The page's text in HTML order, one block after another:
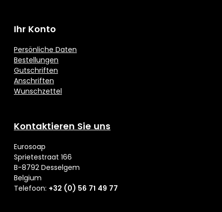
Ihr Konto
Persönliche Daten
Bestellungen
Gutschriften
Anschriften
Wunschzettel
Kontaktieren Sie uns
Eurosoap
Sprietestraat 166
B-8792 Desselgem
Belgium
Telefoon: +32 (0) 56 71 49 77